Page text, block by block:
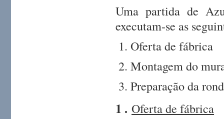
Uma partida de
executam-se as
Oferta de fábrica
Montagem do
Preparação da
1 . Oferta de fábrica